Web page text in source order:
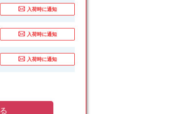
入荷時に通知
入荷時に通知
入荷時に通知